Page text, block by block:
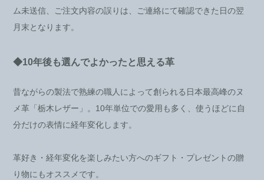
ム未送信、ご注文内容の誤りは、ご連絡にて確認できた日の翌
月末となります。
◆10年後も選んでよかったと思える革
昔ながらの製法で熟練の職人によって創られる日本最高峰のヌ
メ革「栃木レザー」。10年単位での愛用も多く、使うほどに自
分だけの表情に経年変化します。
革好き・経年変化を楽しみたい方へのギフト・プレゼントの贈
り物にもオススメです。